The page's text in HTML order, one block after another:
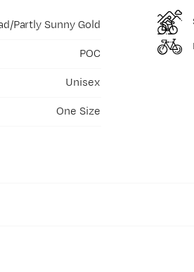
Partly Sunny Gold
POC
Unisex
One Size